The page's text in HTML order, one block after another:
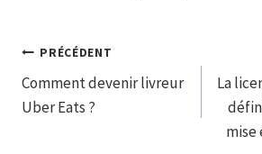
Navigation
de
PRÉCÉDENT
Comment devenir livreur
Uber Eats ?
La